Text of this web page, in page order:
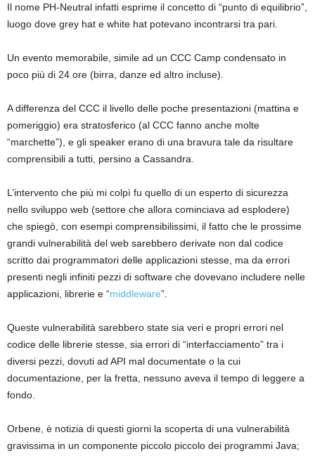
Il nome PH-Neutral infatti esprime il concetto di “punto di equilibrio”,
luogo dove grey hat e white hat potevano incontrarsi tra pari.
Un evento memorabile, simile ad un CCC Camp condensato in
poco più di 24 ore (birra, danze ed altro incluse).
A differenza del CCC il livello delle poche presentazioni (mattina e
pomeriggio) era stratosferico (al CCC fanno anche molte
“marchette”), e gli speaker erano di una bravura tale da risultare
comprensibili a tutti, persino a Cassandra.
L’intervento che più mi colpì fu quello di un esperto di sicurezza
nello sviluppo web (settore che allora cominciava ad esplodere)
che spiegò, con esempi comprensibilissimi, il fatto che le prossime
grandi vulnerabilità del web sarebbero derivate non dal codice
scritto dai programmatori delle applicazioni stesse, ma da errori
presenti negli infiniti pezzi di software che dovevano includere nelle
applicazioni, librerie e “middleware”.
Queste vulnerabilità sarebbero state sia veri e propri errori nel
codice delle librerie stesse, sia errori di “interfacciamento” tra i
diversi pezzi, dovuti ad API mal documentate o la cui
documentazione, per la fretta, nessuno aveva il tempo di leggere a
fondo.
Orbene, è notizia di questi giorni la scoperta di una vulnerabilità
gravissima in un componente piccolo piccolo dei programmi Java;